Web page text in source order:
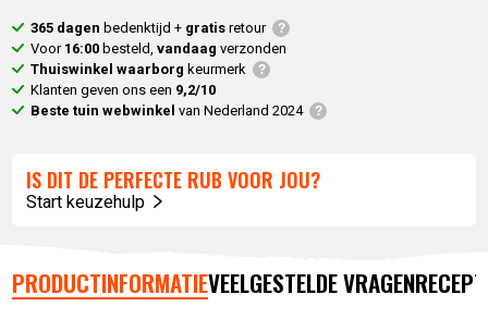
365 dagen bedenktijd + gratisretour
Voor 16:00 besteld,vandaag verzonden
Thuiswinkel waarborg keurmerk
Klanten geven ons een 9,2/10
Beste tuin webwinkel van Nederland 2024
IS DIT DE PERFECTE RUB VOOR JOU?
Start keuzehulp
PRODUCTINFORMATIEVEELGESTELDE VRAGEN